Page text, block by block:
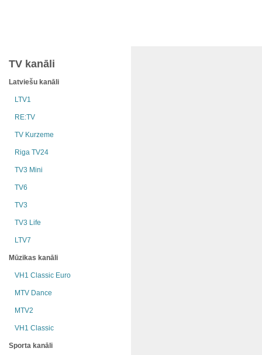
TV kanāli
Latviešu kanāli
LTV1
RE:TV
TV Kurzeme
Riga TV24
TV3 Mini
TV6
TV3
TV3 Life
LTV7
Mūzikas kanāli
VH1 Classic Euro
MTV Dance
MTV2
VH1 Classic
Sporta kanāli